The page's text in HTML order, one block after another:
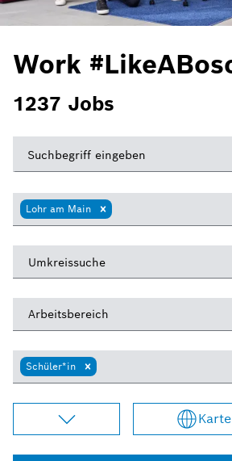
Work
1237 Jobs
Jobs filtern
Suchbegriff eingeben
Lohr am Main
Umkreissuche
Arbeitsbereich
Schüler*in